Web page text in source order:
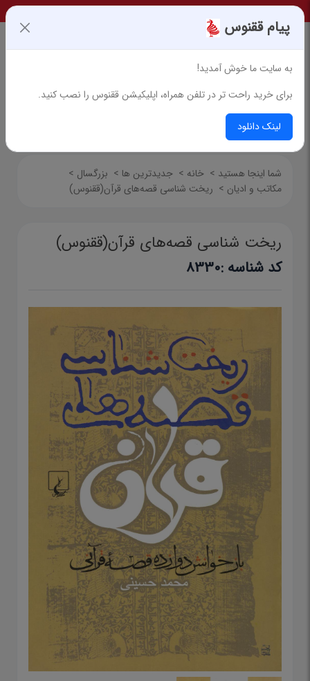
شما اینجا هستید > خانه > جدیدترین ها > بزرگسال >
مکاتب و ادیان > ریخت شناسی قصه‌های قرآن(ققنوس)
ریخت شناسی قصه‌های قرآن(ققنوس)
کد شناسه :8330
پیام ققنوس
به سایت ما خوش آمدید!
برای خرید راحت تر در تلفن همراه، اپلیکیشن ققنوس را نصب کنید.
لینک دانلود